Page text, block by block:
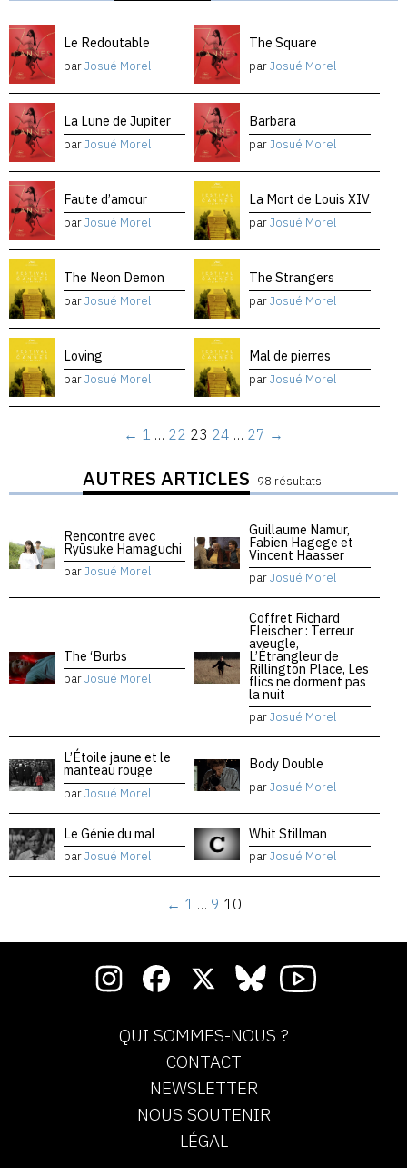
Le Redoutable
parJosué Morel
The Square
parJosué Morel
La Lune de Jupiter
parJosué Morel
Barbara
parJosué Morel
Faute d’amour
parJosué Morel
La Mort de Louis XIV
parJosué Morel
The Neon Demon
parJosué Morel
The Strangers
parJosué Morel
Loving
parJosué Morel
Mal de pierres
parJosué Morel
← 1 … 22 23 24 … 27 →
AUTRES ARTICLES 98 résultats
Rencontre avec
Ryūsuke Hamaguchi
parJosué Morel
Guillaume Namur,
Fabien Hagege et
Vincent Haasser
parJosué Morel
The ‘Burbs
parJosué Morel
Coffret Richard
Fleischer : Terreur
aveugle,
L’Étrangleur de
Rillington Place, Les
flics ne dorment pas
la nuit
parJosué Morel
L’Étoile jaune et le
manteau rouge
parJosué Morel
Body Double
parJosué Morel
Le Génie du mal
parJosué Morel
Whit Stillman
parJosué Morel
← 1 … 9 10
QUI SOMMES-NOUS ?
CONTACT
NEWSLETTER
NOUS SOUTENIR
LÉGAL